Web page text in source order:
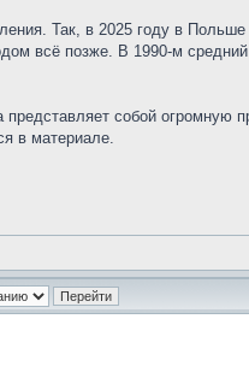
Так, в 2025 году в
всё позже. В 1990-м
собой огромную
в материале.